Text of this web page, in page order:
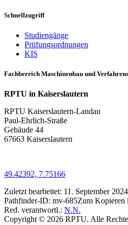
Schnellzugriff
Studiengänge
Prüfungsordnungen
KIS
Fachbereich Maschinenbau und
RPTU in Kaiserslautern
RPTU Kaiserslautern-Landau
Paul-Ehrlich-Straße
Gebäude 44
67663 Kaiserslautern
49.42392, 7.75166
Zuletzt bearbeitet: 11. September 2024
Pathfinder-ID: mv-685Zum Kopieren
Red. verantwortl.: N.N.
Copyright © 2026 RPTU. Alle